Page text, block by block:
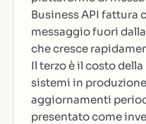
Business API fattura
messaggio fuori
che cresce
Il terzo è il costo
sistemi in
aggiornamenti
presentato come